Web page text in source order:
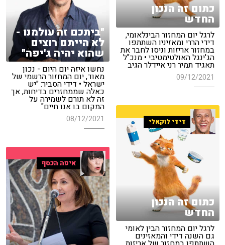
כתום זה הנכון
החדש
לרגל יום המחזור הבינלאומי,
דידי הררי ומאזיניו השתתפו
במחזור אריזות וניסו לחבר את
הג'ינגל האולטימטיבי • מנכ"ל
תאגיד תמיר רני איידלר הגיב
09/12/2021
"ביתכם זה עולמנו -
לא הייתם רוצים
שהוא יהיה ג'יפה"
נחשו איזה יום היום - נכון
מאוד, יום המחזור הרשמי של
ישראל • דידי הסביר: "יש
כאלה שממחזרים בדיחות, אך
זה לא תורם לשמירה על
המקום בו אנו חיים"
08/12/2021 דידי לוקאלי
כתום זה הנכון
החדש
לרגל יום המחזור הבין לאומי
גם השנה דידי והמאזינים
איפה הכסף